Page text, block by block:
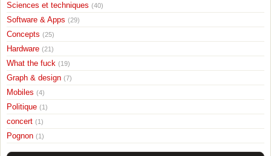
Sciences et techniques (40)
Software & Apps (29)
Concepts (25)
Hardware (21)
What the fuck (19)
Graph & design (7)
Mobiles (4)
Politique (1)
concert (1)
Pognon (1)